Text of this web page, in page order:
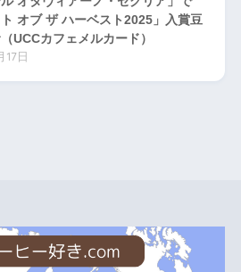
ト オブ ザ ハーベスト2025」入賞豆
UCCカフェメルカード）
17日